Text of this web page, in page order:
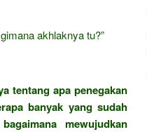
akhlaknya tu?”
tentang apa penegakan
banyak yang sudah
mewujudkan